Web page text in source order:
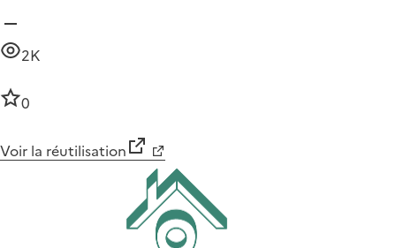
2K
0
Voir la réutilisation